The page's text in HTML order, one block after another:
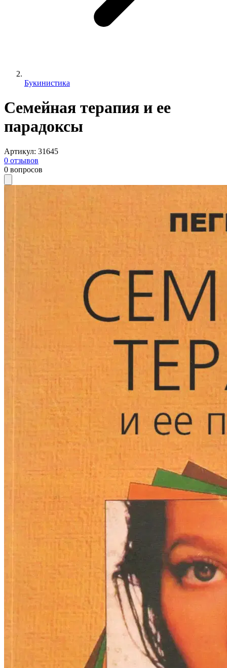
Букинистика
Семейная терапия и ее
парадоксы
Артикул: 31645
0 отзывов
0 вопросов